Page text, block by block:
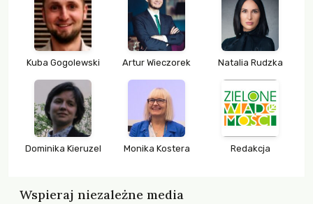
Kuba Gogolewski Artur Wieczorek Natalia Rudzka
Dominika Kieruzel Monika Kostera Redakcja
Wspieraj niezależne media